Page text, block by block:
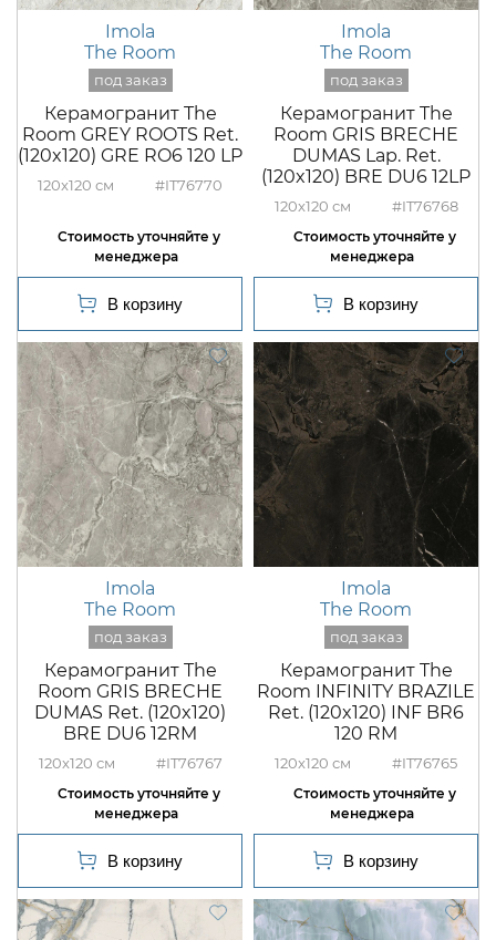
Imola
The Room
Керамогранит The
Room GREY ROOTS Ret.
(120x120) GRE RO6 120 LP
120x120 #IT76770
Imola
The Room
Керамогранит The
Room GRIS BRECHE
DUMAS Lap. Ret.
(120x120) BRE DU6 12LP
120x120 #IT76768
Imola
The Room
Керамогранит The
Room GRIS BRECHE
DUMAS Ret. (120x120)
BRE DU6 12RM
120x120 #IT76767
Imola
The Room
Керамогранит The
Room INFINITY BRAZILE
Ret. (120x120) INF BR6
120 RM
120x120 #IT76765